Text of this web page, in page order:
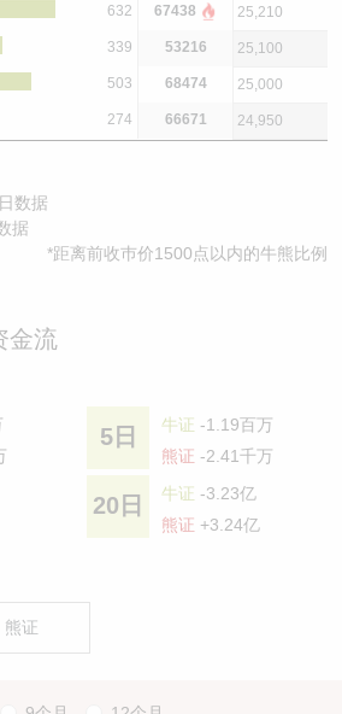
632 67438 25,210
339 53216 25,100
503 68474 25,000
274 66671 24,950
数据
据
*距离前收巿价1500点以内的牛熊比例
金流
5日 牛证 -1.19百万
熊证 -2.41千万
20日 牛证 -3.23亿
熊证 +3.24亿
熊证